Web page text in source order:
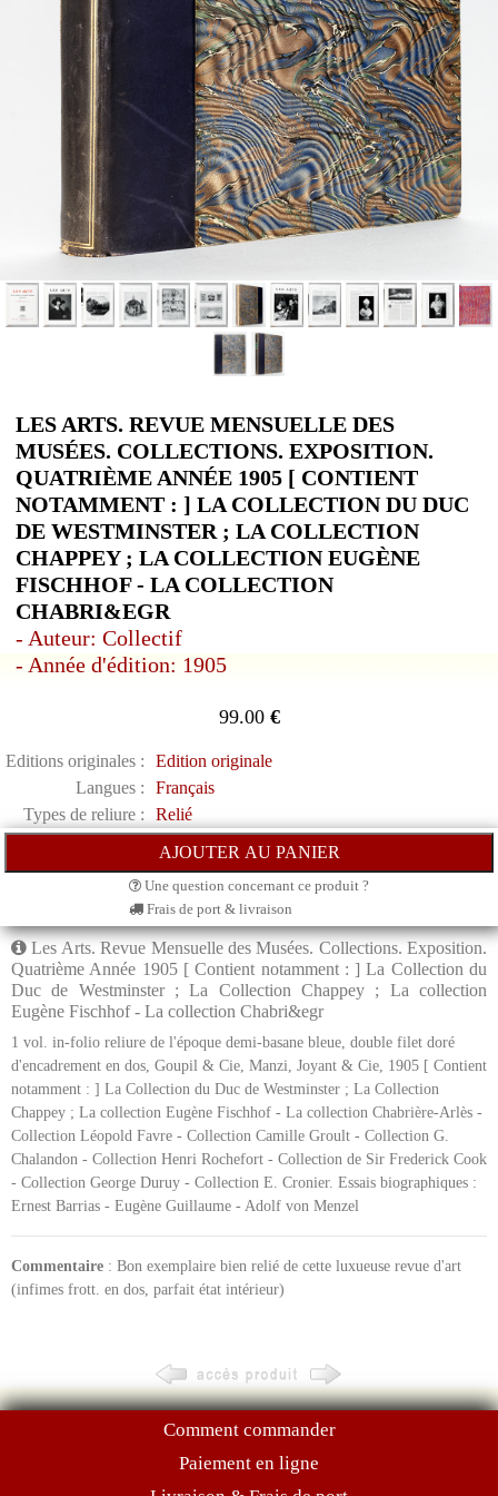
LES ARTS. REVUE MENSUELLE DES
MUSÉES. COLLECTIONS. EXPOSITION.
QUATRIÈME ANNÉE 1905 [ CONTIENT
NOTAMMENT : ] LA COLLECTION DU DUC
DE WESTMINSTER ; LA COLLECTION
CHAPPEY ; LA COLLECTION EUGÈNE
FISCHHOF - LA COLLECTION
CHABRI&EGR
- Auteur: Collectif
- Année d'édition: 1905
99.00€
Editions originales :
Edition originale
Langues :
Français
Types de reliure :
Relié
Une question concernant ce produit ?
Frais de port & livraison
Les Arts. Revue Mensuelle des Musées. Collections. Exposition.
Quatrième Année 1905 [ Contient notamment : ] La Collection du
Duc de Westminster ; La Collection Chappey ; La collection
Eugène Fischhof - La collection Chabri&egr
1 vol. in-folio reliure de l'époque demi-basane bleue, double filet doré
d'encadrement en dos, Goupil & Cie, Manzi, Joyant & Cie, 1905 [ Contient
notamment : ] La Collection du Duc de Westminster ; La Collection
Chappey ; La collection Eugène Fischhof - La collection Chabrière-Arlès -
Collection Léopold Favre - Collection Camille Groult - Collection G.
Chalandon - Collection Henri Rochefort - Collection de Sir Frederick Cook
- Collection George Duruy - Collection E. Cronier. Essais biographiques :
Ernest Barrias - Eugène Guillaume - Adolf von Menzel
Commentaire : Bon exemplaire bien relié de cette luxueuse revue d'art
(infimes frott. en dos, parfait état intérieur)
Comment commander
Paiement en ligne